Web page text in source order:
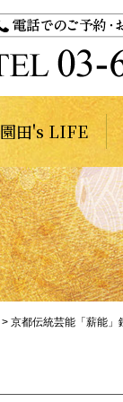
園田's LIFE
> 京都伝統芸能「薪能」